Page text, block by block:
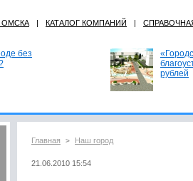
| КАТАЛОГ КОМПАНИЙ |
без
рублей
Главная > Наш город
21.06.2010 15:54